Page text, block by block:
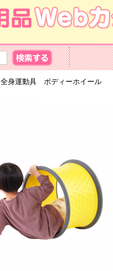
全身運動具 ボディーホイール